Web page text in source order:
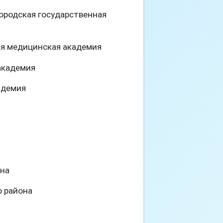
государственная
медицинская академия
района